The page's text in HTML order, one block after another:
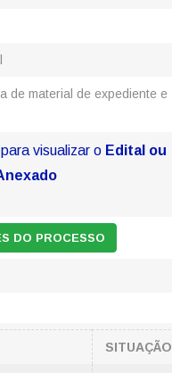
de material de expediente e
visualizar o Edital ou
DO PROCESSO
SITUAÇÃO